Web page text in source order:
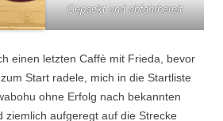
Gepackt und abfahrbereit
einen letzten Caffè mit Frieda, bevor
Start radele, mich in die Startliste
ohne Erfolg nach bekannten
ziemlich aufgeregt auf die Strecke